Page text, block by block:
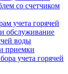
со счетчиком
учета горячей
обслуживание
воды
приемки
учета горячей